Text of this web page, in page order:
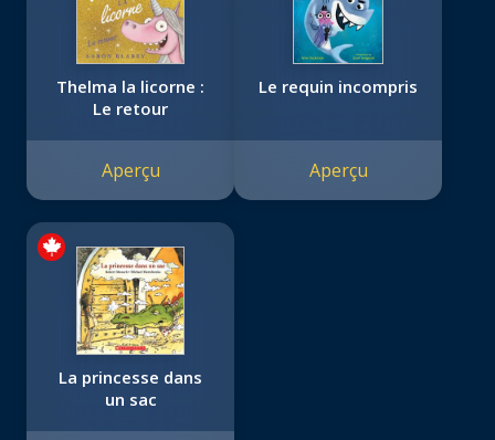
Thelma la licorne :
Le retour
Aperçu
Le requin incompris
Aperçu
La princesse dans
un sac